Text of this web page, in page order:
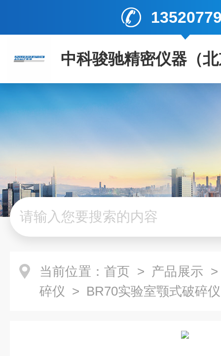
中科骏驰精密仪器（
司
当前位置： 首页 > 产品展示
碎仪 > BR70实验室颚式破碎仪